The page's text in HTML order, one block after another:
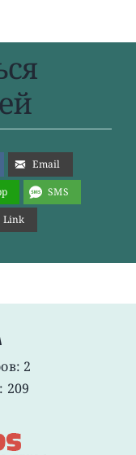
Email
SMS
Link
2
209